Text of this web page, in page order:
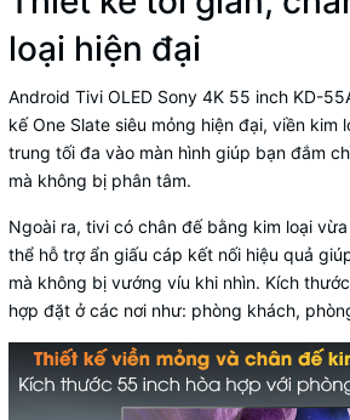
loại hiện đại
Android Tivi OLED Sony 4K 55 inch KD-
kế One Slate siêu mỏng hiện đại, viền kim
trung tối đa vào màn hình giúp bạn đắm
mà không bị phân tâm.
Ngoài ra, tivi có chân đế bằng kim loại
thể hỗ trợ ẩn giấu cáp kết nối hiệu quả
mà không bị vướng víu khi nhìn. Kích
hợp đặt ở các nơi như: phòng khách,